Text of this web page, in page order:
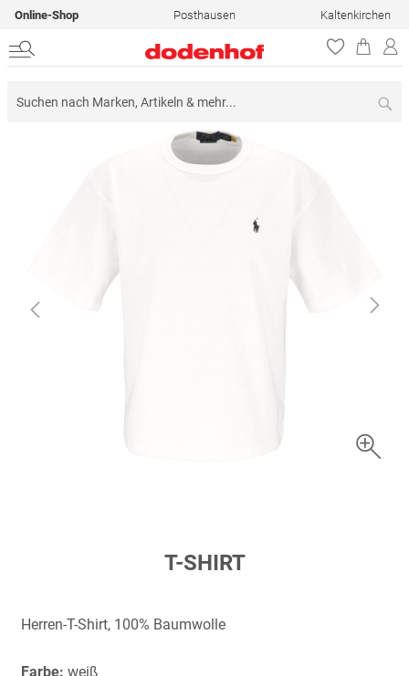
Online-Shop Posthausen Kaltenkirchen
springen
T-SHIRT
Herren-T-Shirt, 100% Baumwolle
Farbe: weiß